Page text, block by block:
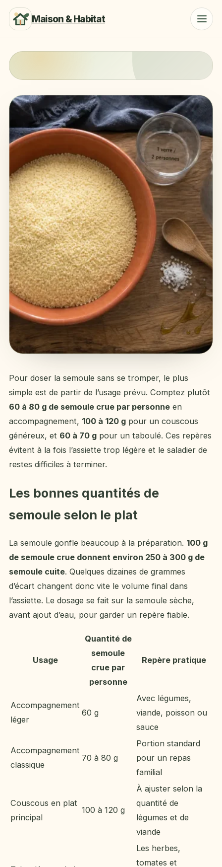
Maison & Habitat
Pour doser la semoule sans se tromper, le plus
simple est de partir de l’usage prévu. Comptez plutôt
60 à 80 g de semoule crue par personne en
accompagnement, 100 à 120 g pour un couscous
généreux, et 60 à 70 g pour un taboulé. Ces repères
évitent à la fois l’assiette trop légère et le saladier de
restes difficiles à terminer.
Les bonnes quantités de
semoule selon le plat
La semoule gonfle beaucoup à la préparation. 100 g
de semoule crue donnent environ 250 à 300 g de
semoule cuite. Quelques dizaines de grammes
d’écart changent donc vite le volume final dans
l’assiette. Le dosage se fait sur la semoule sèche,
avant ajout d’eau, pour garder un repère fiable.
Usage
Quantité de
semoule
crue par
personne
Repère pratique
Accompagnement
léger
60 g
Avec légumes,
viande, poisson ou
sauce
Accompagnement
classique
70 à 80 g
Portion standard
pour un repas
familial
Couscous en plat
principal
100 à 120 g
À ajuster selon la
quantité de
légumes et de
viande
Les herbes,
tomates et